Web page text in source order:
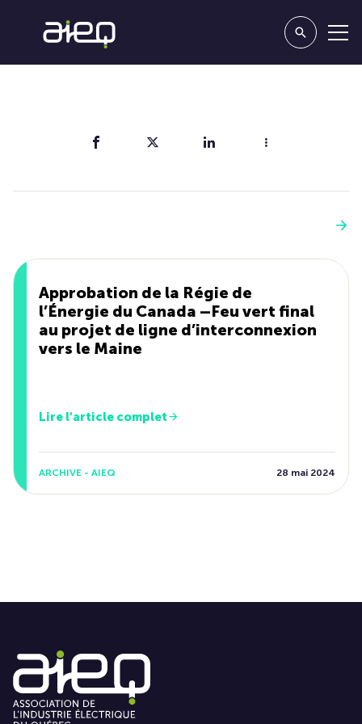
Approbation de la Régie de
l’Énergie du Canada –Feu vert final
au projet de ligne d’interconnexion
vers le Maine
Lire l'article complet
ARCHIVE - AIEQ 28 mai 2024